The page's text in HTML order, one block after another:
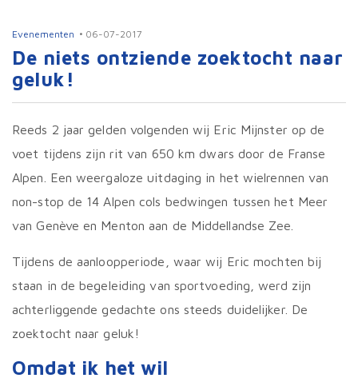
Evenementen 06-07-2017
De niets ontziende zoektocht naar
geluk!
Reeds 2 jaar gelden volgenden wij Eric Mijnster op de
voet tijdens zijn rit van 650 km dwars door de Franse
Alpen. Een weergaloze uitdaging in het wielrennen van
non-stop de 14 Alpen cols bedwingen tussen het Meer
van Genève en Menton aan de Middellandse Zee.
Tijdens de aanloopperiode, waar wij Eric mochten bij
staan in de begeleiding van sportvoeding, werd zijn
achterliggende gedachte ons steeds duidelijker. De
zoektocht naar geluk!
Omdat ik het wil